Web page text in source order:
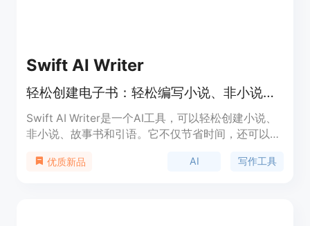
Swift AI Writer
轻松创建电子书：轻松编写小说、非小说、故事书和引语。通过AI增强创造力、简化流程，将想法变成现实。
Swift AI Writer是一个AI工具，可以轻松创建小说、
非小说、故事书和引语。它不仅节省时间，还可以帮
力的精灵一样。
优质新品 AI 写作工具